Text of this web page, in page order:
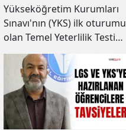
Yükseköğretim Kurumları
Sınavı'nın (YKS) ilk oturumu
olan Temel Yeterlilik Testi
(TYT) başladı. 2,5 milyondan
fazla aday üniversiteye
giden yolda ter dökerken,
sınav maratonu yarın AYT
ve YDT oturumlarıyla
devam edecek.